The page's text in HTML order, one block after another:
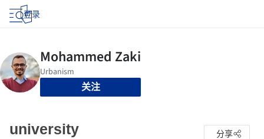
登录
关注
university 分享